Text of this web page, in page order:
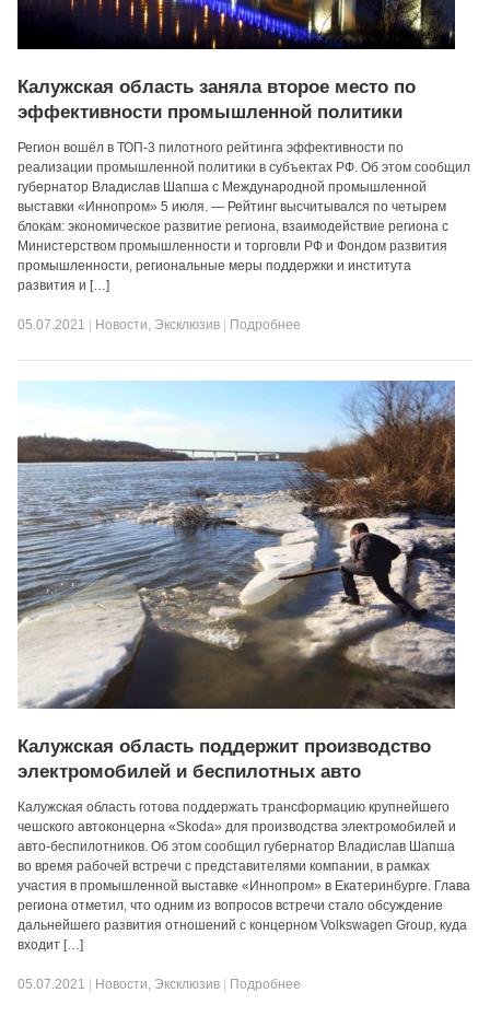
Калужская область заняла второе место по
эффективности промышленной политики
Регион вошёл в ТОП-3 пилотного рейтинга эффективности по
реализации промышленной политики в субъектах РФ. Об этом сообщил
губернатор Владислав Шапша с Международной промышленной
выставки «Иннопром» 5 июля. — Рейтинг высчитывался по четырем
блокам: экономическое развитие региона, взаимодействие региона с
Министерством промышленности и торговли РФ и Фондом развития
промышленности, региональные меры поддержки и института
развития и […]
05.07.2021 Новости, Эксклюзив Подробнее
Калужская область поддержит производство
электромобилей и беспилотных авто
Калужская область готова поддержать трансформацию крупнейшего
чешского автоконцерна «Skoda» для производства электромобилей и
авто-беспилотников. Об этом сообщил губернатор Владислав Шапша
во время рабочей встречи с представителями компании, в рамках
участия в промышленной выставке «Иннопром» в Екатеринбурге. Глава
региона отметил, что одним из вопросов встречи стало обсуждение
дальнейшего развития отношений с концерном Volkswagen Group, куда
входит […]
05.07.2021 Новости, Эксклюзив Подробнее